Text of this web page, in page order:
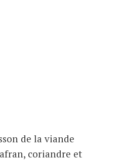
de la viande
coriandre et